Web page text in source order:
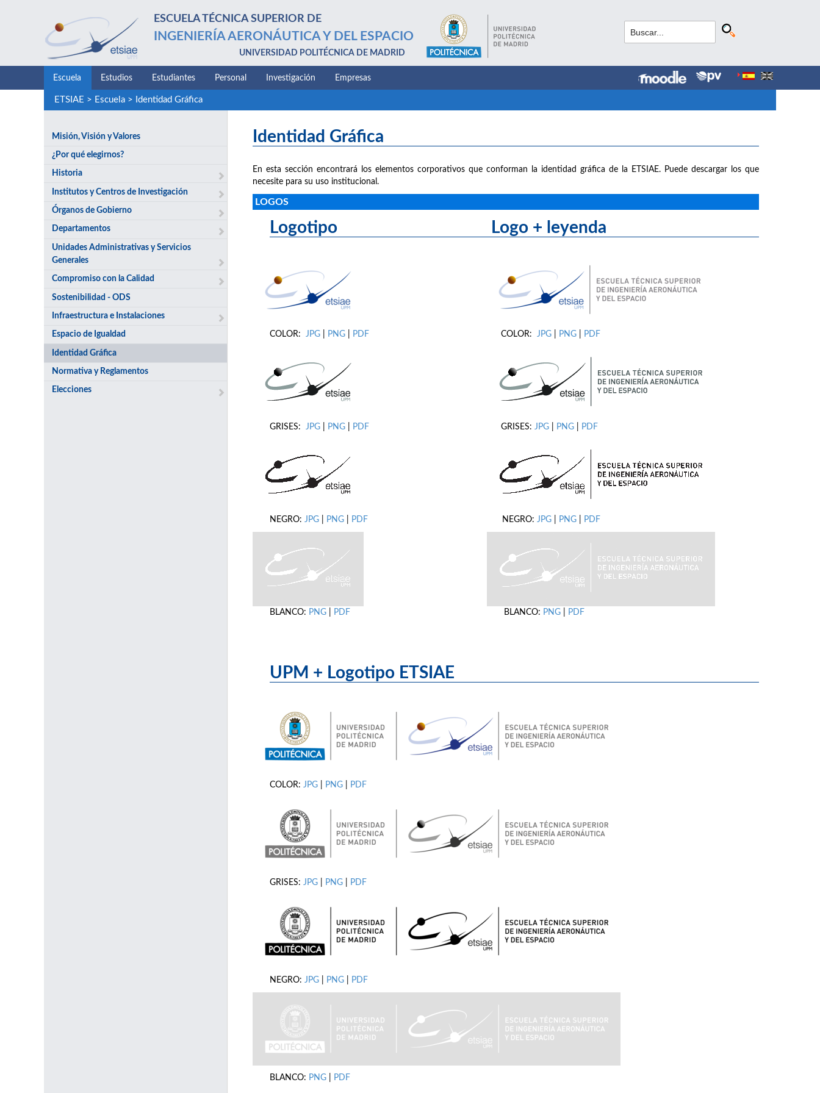
ESCUELA TÉCNICA SUPERIOR DE
INGENIERÍA AERONÁUTICA Y DEL ESPACIO
UNIVERSIDAD POLITÉCNICA DE MADRID
Escuela Estudios Estudiantes Personal Investigación Empresas
ETSIAE > Escuela> Identidad Gráfica
Misión, Visión y Valores
¿Por qué elegirnos?
Historia
Institutos y Centros de Investigación
Órganos de Gobierno
Departamentos
Unidades Administrativas y Servicios
Generales
Compromiso con la Calidad
Sostenibilidad - ODS
Infraestructura e Instalaciones
Espacio de Igualdad
Identidad Gráfica
Normativa y Reglamentos
Elecciones
Identidad Gráfica
En esta sección encontrará los elementos corporativos que conforman la identidad gráfica de la ETSIAE. Puede descargar los que
necesite para su uso institucional.
LOGOS
Logotipo Logo + leyenda
COLOR: JPG PNG PDF COLOR: JPG PNG PDF
GRISES: JPG PNG PDF GRISES: JPG PNG PDF
NEGRO: JPG PNG PDF NEGRO: JPG PNG PDF
BLANCO: PNG PDF BLANCO: PNG PDF
UPM + Logotipo ETSIAE
COLOR: JPG PNG PDF
GRISES: JPG PNG PDF
NEGRO: JPG PNG PDF
BLANCO: PNG PDF